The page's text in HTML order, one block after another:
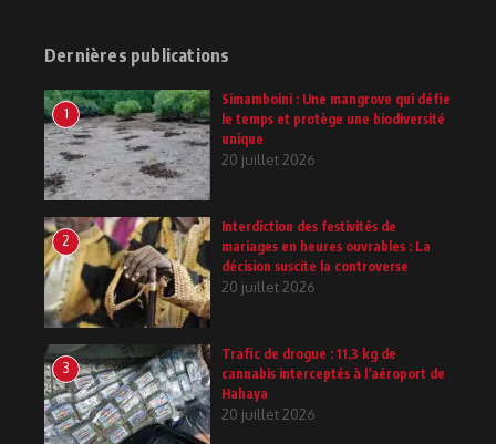
Dernières publications
1
Simamboini : Une mangrove qui défie
le temps et protège une biodiversité
unique
20 juillet 2026
2
Interdiction des festivités de
mariages en heures ouvrables : La
décision suscite la controverse
20 juillet 2026
3
Trafic de drogue : 11,3 kg de
cannabis interceptés à l’aéroport de
Hahaya
20 juillet 2026